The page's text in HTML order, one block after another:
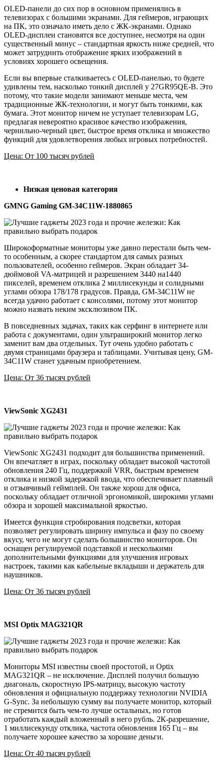
OLED-панели до сих пор в основном применялись в
телевизорах с большими экранами. Для геймеров, играющих
на ПК, это означало иметь дело с ЖК-экранами. Однако
OLED-дисплеи становятся все доступнее, несмотря на один
существенный минус – стандартная яркость ниже средней, что
может затруднить отображение ярких изображений в
условиях хорошего освещения.
Если вы впервые сталкиваетесь с OLED-панелью, то будете
удивлены тем, насколько тонкий дисплей у 27GR95QE-B. Это
потому, что такие модели занимают меньше места, чем
традиционные ЖК-технологии, и могут быть тонкими, как
бумага. Этот монитор ничем не уступает телевизорам LG,
предлагая невероятно красивое качество изображения,
чернильно-черный цвет, быстрое время отклика и множество
функций для удовлетворения любых игровых потребностей.
Цена: От 100 тысяч рублей
Низкая ценовая категория
GMNG Gaming GM-34C11W-1880865
Широкоформатные мониторы уже давно перестали быть чем-
то особенным, а скорее стандартом для самых разных
пользователей, особенно геймеров. Экран обладает 34-
дюймовой VA-матрицей и разрешением 3440 на1440
пикселей, временем отклика 2 миллисекунды и солидными
углами обзора 178/178 градусов. Правда, GM-34C11W не
всегда удачно работает с консолями, потому этот монитор
можно назвать неким эксклюзивом ПК.
В повседневных задачах, таких как серфинг в интернете или
работа с документами, один ультраширокий монитор легко
заменит вам два отдельных. Тут очень удобно работать с
двумя страницами браузера и таблицами. Учитывая цену, GM-
34C11W станет удачным приобретением.
Цена: От 36 тысяч рублей
ViewSonic XG2431
ViewSonic XG2431 подходит для большинства применений.
Он впечатляет в играх, поскольку обладает высокой частотой
обновления 240 Гц, поддержкой VRR, быстрым временем
отклика и низкой задержкой ввода, что обеспечивает плавный
и отзывчивый геймплей. Он также хорош для офиса,
поскольку обладает отличной эргономикой, широкими углами
обзора и хорошей максимальной яркостью.
Имеется функция стробирования подсветки, которая
позволяет регулировать ширину импульса и фазу по своему
вкусу, чего не могут сделать большинство мониторов. Он
оснащен регулируемой подставкой и несколькими
дополнительными функциями для улучшения игровых
настроек, такими как кабельные вкладыши и держатель для
наушников.
Цена: От 36 тысяч рублей
MSI Optix MAG321QR
Мониторы MSI известны своей простотой, и Optix
MAG321QR – не исключение. Дисплей получил большую
диагональ, скоростную IPS-матрицу, высокую частоту
обновления и официальную поддержку технологии NVIDIA
G-Sync. За небольшую сумму вы получаете монитор, который
не стремится быть чем-то лучше остальных, но готов
отработать каждый вложенный в него рубль. 2К-разрешение,
1 миллисекунду отклика, частота обновления 165 Гц – вы
получаете хорошее качество за хорошие деньги.
Цена: От 40 тысяч рублей